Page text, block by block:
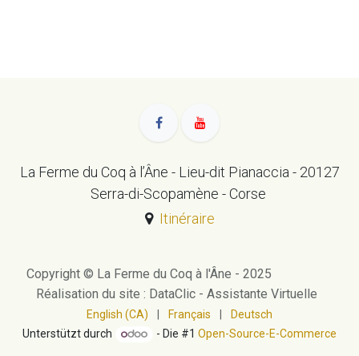
La Ferme du Coq à l’Âne - Lieu-dit Pianaccia - 20127
Serra-di-Scopamène - Corse
Itinéraire
Copyright © La Ferme du Coq à l'Âne - 2025
Réalisation du site : DataClic - Assistante Virtuelle
English (CA) Français
Deutsch
Unterstützt durch
- Die #1 Open-Source-E-Commerce